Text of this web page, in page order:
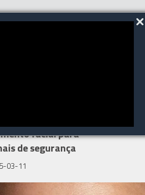
facial para
de segurança
03-11